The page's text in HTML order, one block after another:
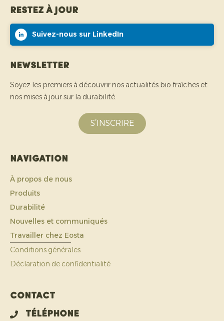
Restez à jour
Suivez-nous sur LinkedIn
Newsletter
Soyez les premiers à découvrir nos actualités bio fraîches et
nos mises à jour sur la durabilité.
S’INSCRIRE
Navigation
À propos de nous
Produits
Durabilité
Nouvelles et communiqués
Travailler chez Eosta
Conditions générales
Déclaration de confidentialité
Contact
Téléphone